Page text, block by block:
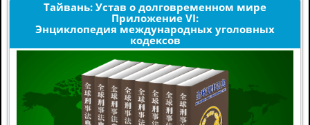
Тайвань: Устав о долговременном мире
Приложение VI:
Энциклопедия международных уголовных
кодексов